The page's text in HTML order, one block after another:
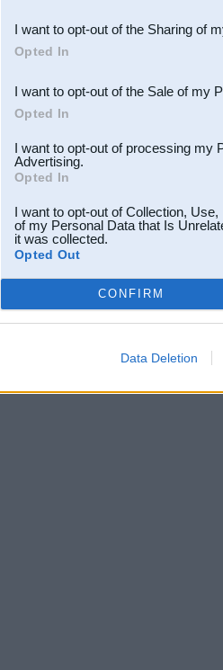
Downstream Participants
third parties.
I want to opt-out of the Sharing of
Opted In
I want to opt-out of the Sale of my
Opted In
I want to opt-out of processing my
Advertising.
Opted In
I want to opt-out of Collection,
of my Personal Data that Is
it was collected.
Opted Out
CONFIRM
Data Deletion